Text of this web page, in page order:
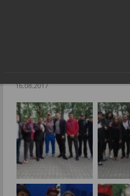
16.08.2017